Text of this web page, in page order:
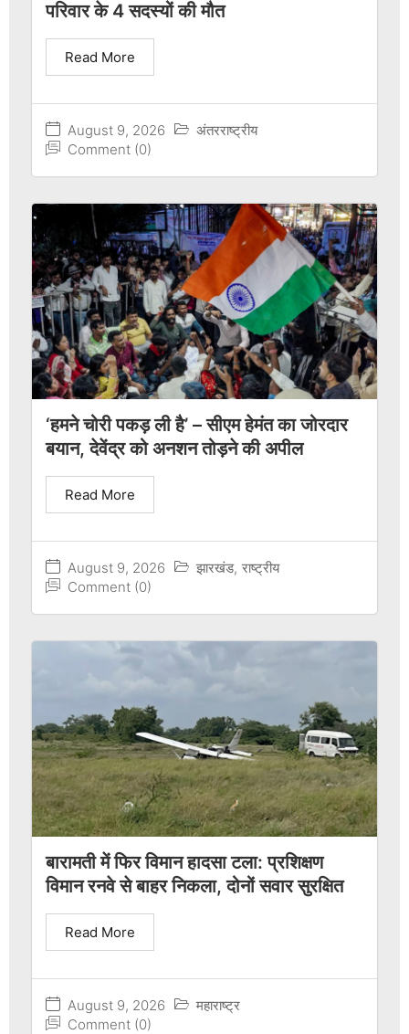
परिवार के 4 सदस्यों की मौत
August 9, 2026
अंतरराष्ट्रीय
Comment (0)
Read More
‘हमने चोरी पकड़ ली है’ – सीएम हेमंत का जोरदार
बयान, देवेंद्र को अनशन तोड़ने की अपील
August 9, 2026 झारखंड, राष्ट्रीय
Comment (0)
Read More
बारामती में फिर विमान हादसा टला: प्रशिक्षण
विमान रनवे से बाहर निकला, दोनों सवार सुरक्षित
August 9, 2026
महाराष्ट्र
Comment (0)
Read More